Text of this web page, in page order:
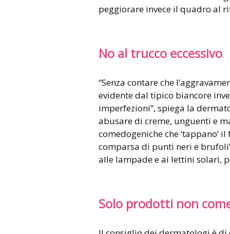
peggiorare invece il quadro al
No al trucco eccessivo
“Senza contare che
evidente dal tipico biancore
imperfezioni”, spiega la
abusare di creme, unguenti e
comedogeniche che ‘tappano’
comparsa di punti neri e
alle lampade e ai lettini solari,
Solo prodotti non